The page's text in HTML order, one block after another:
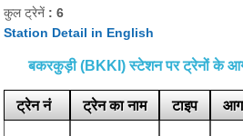
कुल ट्रेनें : 6
Station Detail in English
बकरकुड़ी (BKKI) स्टेशन पर ट्रेनों के
ट्रेन नं ट्रेन का नाम टाइप